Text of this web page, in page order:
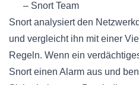
– Snort Team
Snort analysiert den
und vergleicht ihn mit einer
Regeln. Wenn ein
Snort einen Alarm aus und